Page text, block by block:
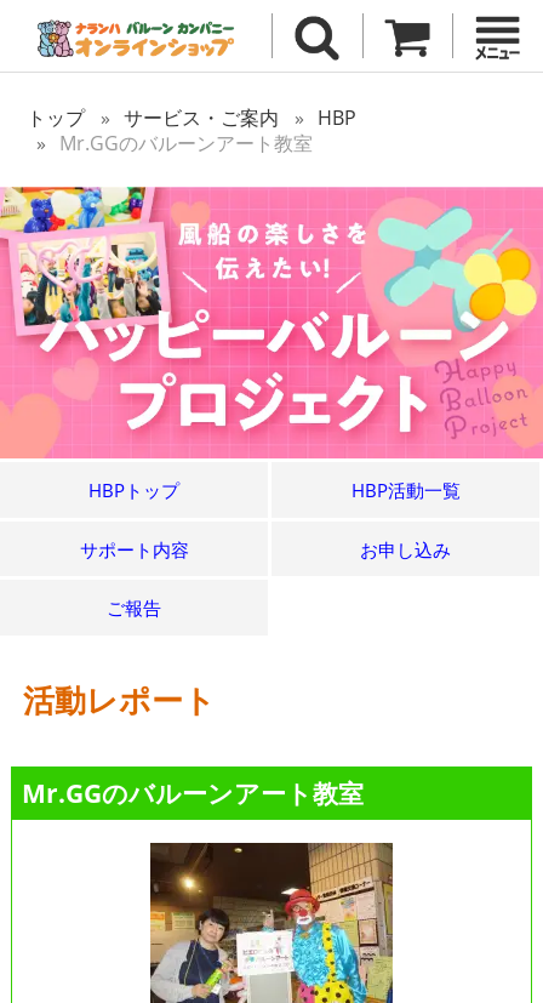
トップ サービス・ご案内
HBP
Mr.GGのバルーンアート教室
HBPトップ HBP活動一覧
サポート内容 お申し込み
ご報告
活動レポート
Mr.GGのバルーンアート教室